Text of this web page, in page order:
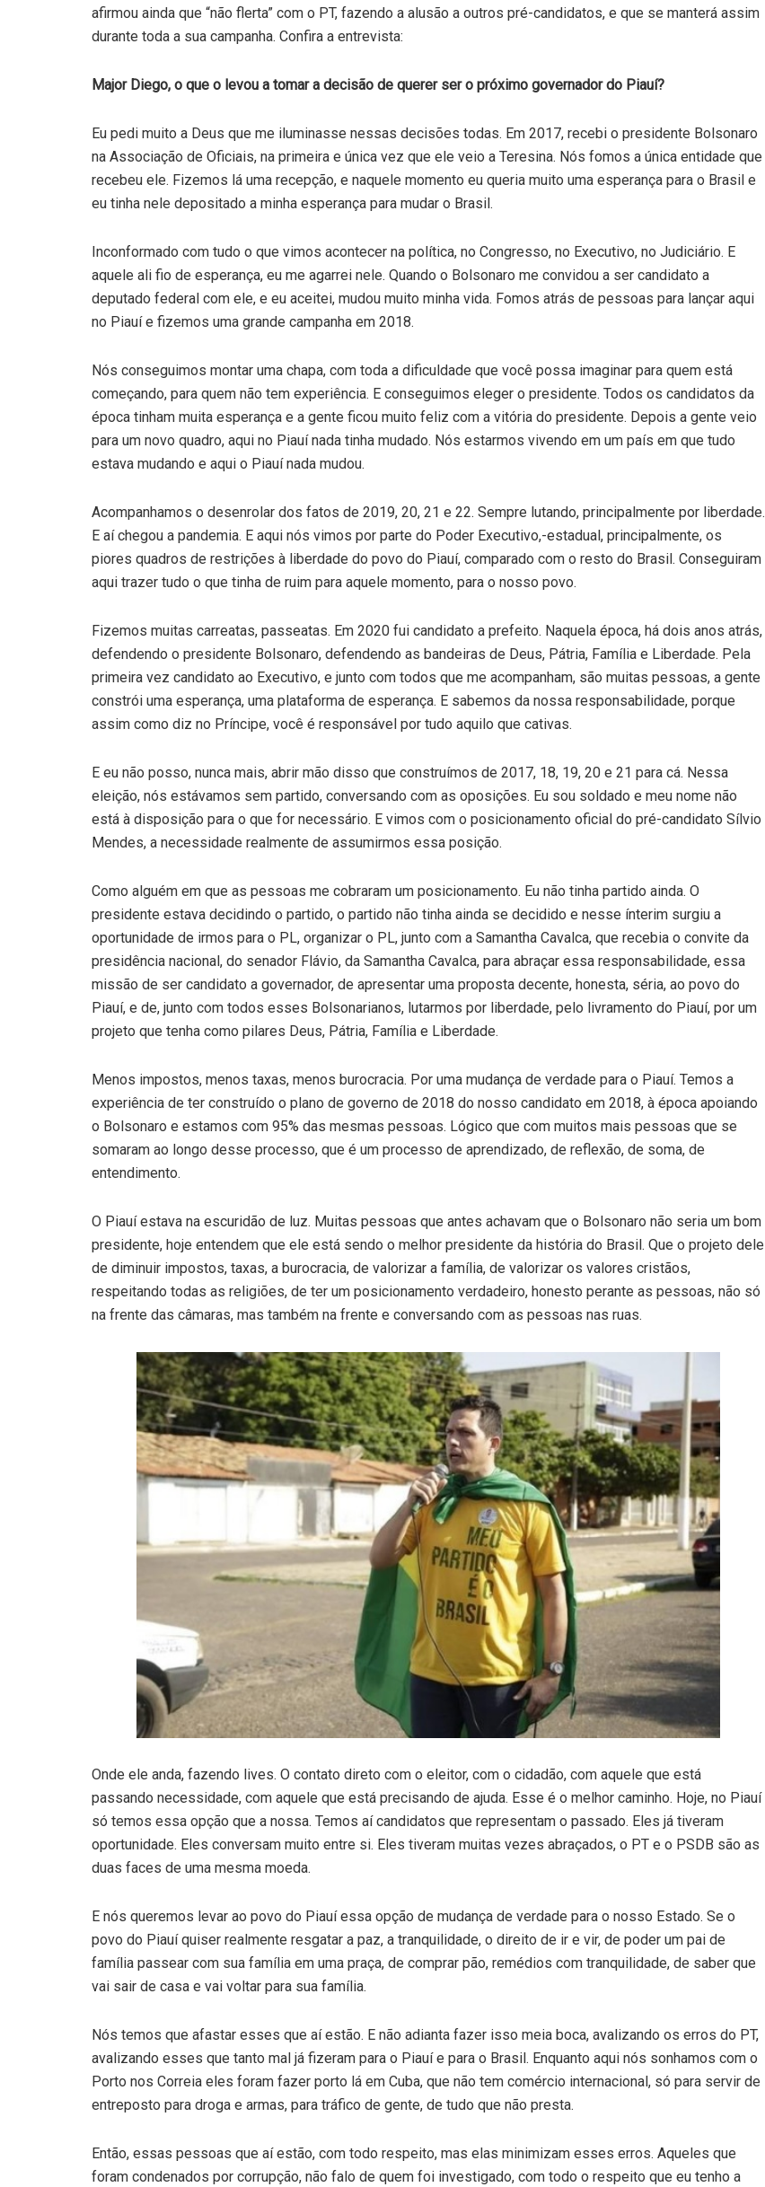
afirmou ainda que “não flerta” com o PT, fazendo a alusão a outros pré-candidatos, e que se manterá assim
durante toda a sua campanha. Confira a entrevista:
Major Diego, o que o levou a tomar a decisão de querer ser o próximo governador do Piauí?
Eu pedi muito a Deus que me iluminasse nessas decisões todas. Em 2017, recebi o presidente Bolsonaro
na Associação de Oficiais, na primeira e única vez que ele veio a Teresina. Nós fomos a única entidade que
recebeu ele. Fizemos lá uma recepção, e naquele momento eu queria muito uma esperança para o Brasil e
eu tinha nele depositado a minha esperança para mudar o Brasil.
Inconformado com tudo o que vimos acontecer na política, no Congresso, no Executivo, no Judiciário. E
aquele ali fio de esperança, eu me agarrei nele. Quando o Bolsonaro me convidou a ser candidato a
deputado federal com ele, e eu aceitei, mudou muito minha vida. Fomos atrás de pessoas para lançar aqui
no Piauí e fizemos uma grande campanha em 2018.
Nós conseguimos montar uma chapa, com toda a dificuldade que você possa imaginar para quem está
começando, para quem não tem experiência. E conseguimos eleger o presidente. Todos os candidatos da
época tinham muita esperança e a gente ficou muito feliz com a vitória do presidente. Depois a gente veio
para um novo quadro, aqui no Piauí nada tinha mudado. Nós estarmos vivendo em um país em que tudo
estava mudando e aqui o Piauí nada mudou.
Acompanhamos o desenrolar dos fatos de 2019, 20, 21 e 22. Sempre lutando, principalmente por liberdade.
E aí chegou a pandemia. E aqui nós vimos por parte do Poder Executivo,-estadual, principalmente, os
piores quadros de restrições à liberdade do povo do Piauí, comparado com o resto do Brasil. Conseguiram
aqui trazer tudo o que tinha de ruim para aquele momento, para o nosso povo.
Fizemos muitas carreatas, passeatas. Em 2020 fui candidato a prefeito. Naquela época, há dois anos atrás,
defendendo o presidente Bolsonaro, defendendo as bandeiras de Deus, Pátria, Família e Liberdade. Pela
primeira vez candidato ao Executivo, e junto com todos que me acompanham, são muitas pessoas, a gente
constrói uma esperança, uma plataforma de esperança. E sabemos da nossa responsabilidade, porque
assim como diz no Príncipe, você é responsável por tudo aquilo que cativas.
E eu não posso, nunca mais, abrir mão disso que construímos de 2017, 18, 19, 20 e 21 para cá. Nessa
eleição, nós estávamos sem partido, conversando com as oposições. Eu sou soldado e meu nome não
está à disposição para o que for necessário. E vimos com o posicionamento oficial do pré-candidato Sílvio
Mendes, a necessidade realmente de assumirmos essa posição.
Como alguém em que as pessoas me cobraram um posicionamento. Eu não tinha partido ainda. O
presidente estava decidindo o partido, o partido não tinha ainda se decidido e nesse ínterim surgiu a
oportunidade de irmos para o PL, organizar o PL, junto com a Samantha Cavalca, que recebia o convite da
presidência nacional, do senador Flávio, da Samantha Cavalca, para abraçar essa responsabilidade, essa
missão de ser candidato a governador, de apresentar uma proposta decente, honesta, séria, ao povo do
Piauí, e de, junto com todos esses Bolsonarianos, lutarmos por liberdade, pelo livramento do Piauí, por um
projeto que tenha como pilares Deus, Pátria, Família e Liberdade.
Menos impostos, menos taxas, menos burocracia. Por uma mudança de verdade para o Piauí. Temos a
experiência de ter construído o plano de governo de 2018 do nosso candidato em 2018, à época apoiando
o Bolsonaro e estamos com 95% das mesmas pessoas. Lógico que com muitos mais pessoas que se
somaram ao longo desse processo, que é um processo de aprendizado, de reflexão, de soma, de
entendimento.
O Piauí estava na escuridão de luz. Muitas pessoas que antes achavam que o Bolsonaro não seria um bom
presidente, hoje entendem que ele está sendo o melhor presidente da história do Brasil. Que o projeto dele
de diminuir impostos, taxas, a burocracia, de valorizar a família, de valorizar os valores cristãos,
respeitando todas as religiões, de ter um posicionamento verdadeiro, honesto perante as pessoas, não só
na frente das câmaras, mas também na frente e conversando com as pessoas nas ruas.
Onde ele anda, fazendo lives. O contato direto com o eleitor, com o cidadão, com aquele que está
passando necessidade, com aquele que está precisando de ajuda. Esse é o melhor caminho. Hoje, no Piauí
só temos essa opção que a nossa. Temos aí candidatos que representam o passado. Eles já tiveram
oportunidade. Eles conversam muito entre si. Eles tiveram muitas vezes abraçados, o PT e o PSDB são as
duas faces de uma mesma moeda.
E nós queremos levar ao povo do Piauí essa opção de mudança de verdade para o nosso Estado. Se o
povo do Piauí quiser realmente resgatar a paz, a tranquilidade, o direito de ir e vir, de poder um pai de
família passear com sua família em uma praça, de comprar pão, remédios com tranquilidade, de saber que
vai sair de casa e vai voltar para sua família.
Nós temos que afastar esses que aí estão. E não adianta fazer isso meia boca, avalizando os erros do PT,
avalizando esses que tanto mal já fizeram para o Piauí e para o Brasil. Enquanto aqui nós sonhamos com o
Porto nos Correia eles foram fazer porto lá em Cuba, que não tem comércio internacional, só para servir de
entreposto para droga e armas, para tráfico de gente, de tudo que não presta.
Então, essas pessoas que aí estão, com todo respeito, mas elas minimizam esses erros. Aqueles que
foram condenados por corrupção, não falo de quem foi investigado, com todo o respeito que eu tenho a